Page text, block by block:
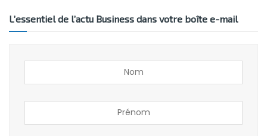
L’essentiel de l’actu Business dans votre boîte e-mail